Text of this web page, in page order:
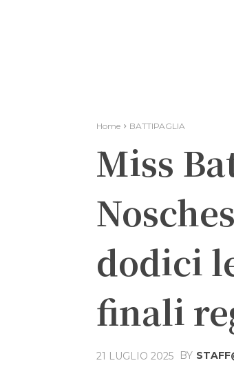
Home BATTIPAGLIA
Miss
dodici
finali
21 LUGLIO 2025 BY